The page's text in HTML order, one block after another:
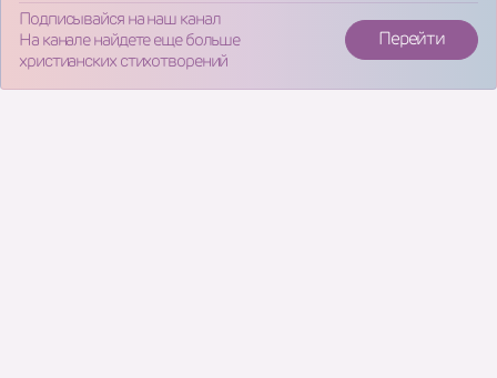
Подписывайся на наш канал
На канале найдете еще больше
христианских стихотворений
Перейти